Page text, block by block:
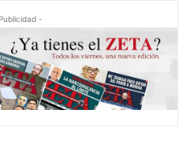
-